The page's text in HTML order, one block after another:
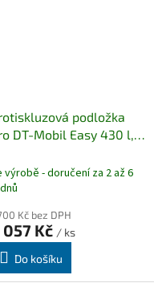
podložka
DT-Mobil Easy 430 l,
l.
výrobě - doručení za 2 až 6
Kč bez DPH
057 Kč / ks
Do košíku